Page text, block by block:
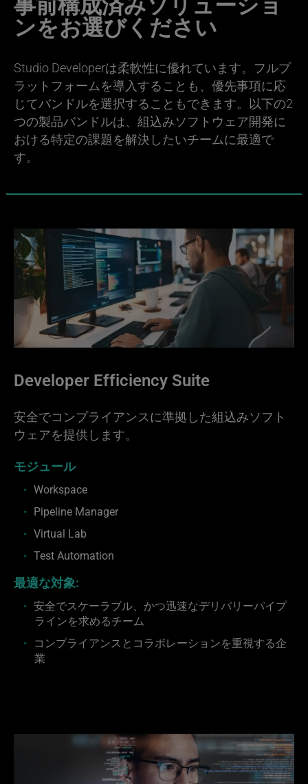
ンをお選びください
Studio Developerは柔軟性に優れています。フルプ
ラットフォームを導入することも、優先事項に応
じてバンドルを選択することもできます。以下の2
つの製品バンドルは、組込みソフトウェア開発に
おける特定の課題を解決したいチームに最適で
す。
Developer Efficiency Suite
安全でコンプライアンスに準拠した組込みソフト
ウェアを提供します。
モジュール
Workspace
Pipeline Manager
Virtual Lab
Test Automation
最適な対象:
安全でスケーラブル、かつ迅速なデリバリーパイプ
ラインを求めるチーム
コンプライアンスとコラボレーションを重視する企
業